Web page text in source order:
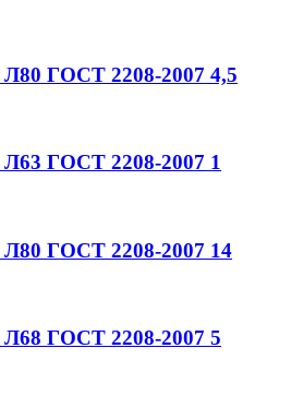
Л80 ГОСТ 2208-2007 4,5
Л63 ГОСТ 2208-2007 1
Л80 ГОСТ 2208-2007 14
Л68 ГОСТ 2208-2007 5